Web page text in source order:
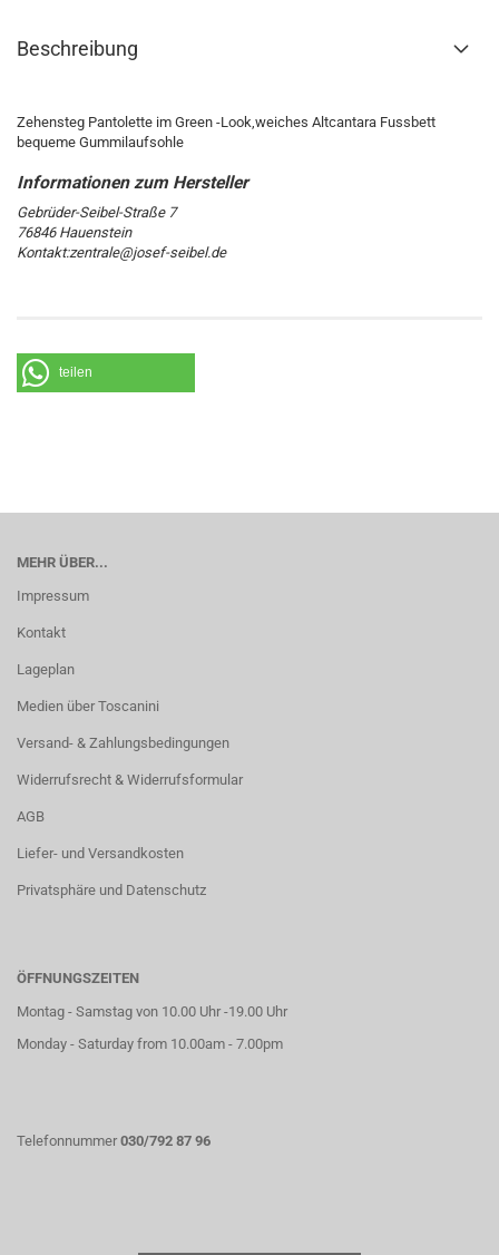
Beschreibung
Zehensteg Pantolette im Green -Look,weiches Altcantara Fussbett
bequeme Gummilaufsohle
Gebrüder-Seibel-Straße 7
76846 Hauenstein
Kontakt:zentrale@josef-seibel.de
teilen
MEHR ÜBER...
Impressum
Kontakt
Lageplan
Medien über Toscanini
Versand- & Zahlungsbedingungen
Widerrufsrecht & Widerrufsformular
AGB
Liefer- und Versandkosten
Privatsphäre und Datenschutz
ÖFFNUNGSZEITEN
Montag - Samstag von 10.00 Uhr -19.00 Uhr
Monday - Saturday from 10.00am - 7.00pm
Telefonnummer 030/792 87 96